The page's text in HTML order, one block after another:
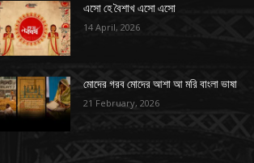
এসো হে বৈশাখ এসো এসো
14 April, 2026
মোদের গরব মোদের আশা আ মরি বাংলা ভাষা
21 February, 2026